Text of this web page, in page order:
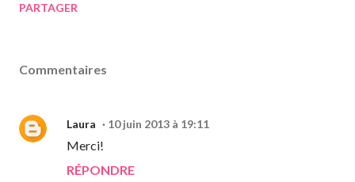
PARTAGER
Commentaires
Laura 10 juin 2013 à 19:11
Merci!
RÉPONDRE